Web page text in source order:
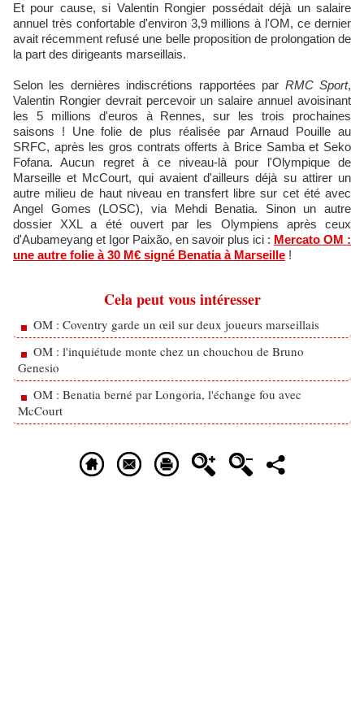
Et pour cause, si Valentin Rongier possédait déjà un salaire
annuel très confortable d'environ 3,9 millions à l'OM, ce dernier
avait récemment refusé une belle proposition de prolongation de
la part des dirigeants marseillais.
Selon les dernières indiscrétions rapportées par RMC Sport,
Valentin Rongier devrait percevoir un salaire annuel avoisinant
les 5 millions d'euros à Rennes, sur les trois prochaines
saisons ! Une folie de plus réalisée par Arnaud Pouille au
SRFC, après les gros contrats offerts à Brice Samba et Seko
Fofana. Aucun regret à ce niveau-là pour l'Olympique de
Marseille et McCourt, qui avaient d'ailleurs déjà su attirer un
autre milieu de haut niveau en transfert libre sur cet été avec
Angel Gomes (LOSC), via Mehdi Benatia. Sinon un autre
dossier XXL a été ouvert par les Olympiens après ceux
d'Aubameyang et Igor Paixão, en savoir plus ici : Mercato OM :
une autre folie à 30 M€ signé Benatia à Marseille !
Cela peut vous intéresser
OM : Coventry garde un œil sur deux joueurs marseillais
OM : l'inquiétude monte chez un chouchou de Bruno
Genesio
OM : Benatia berné par Longoria, l'échange fou avec
McCourt